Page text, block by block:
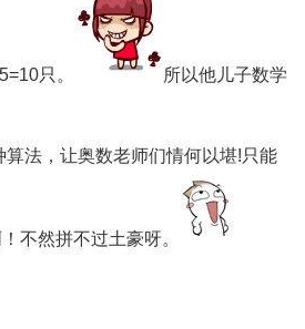
只。 所以他儿子数学
算法，让奥数老师们情何以堪!只能
不然拼不过土豪呀。